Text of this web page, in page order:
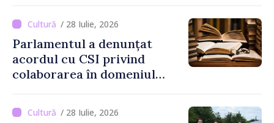
de-a șasea ediție
/ 28 Iulie, 2026
Parlamentul a denunțat
acordul cu CSI privind
colaborarea în domeniul
/ 28 Iulie, 2026